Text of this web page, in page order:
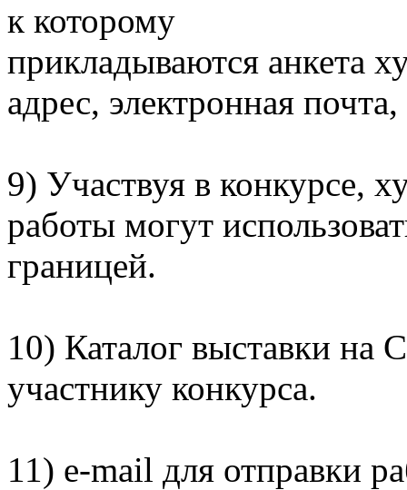
к которому
прикладываются анкета
адрес, электронная
9) Участвуя в конкурсе,
работы могут
границей.
10) Каталог выставки на
участнику конкурса.
11) e-mail для отправки